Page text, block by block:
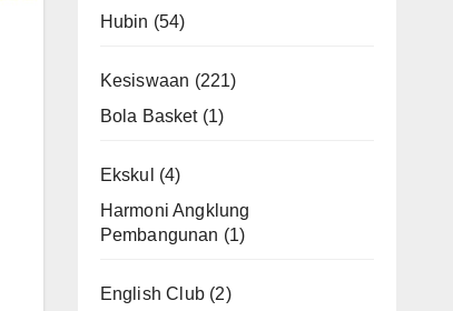
Hubin (54)
Kesiswaan (221)
Bola Basket(1)
Ekskul
(4)
Harmoni Angklung
Pembangunan (1)
English Club(2)